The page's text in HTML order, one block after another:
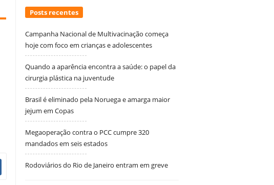
Posts recentes
Campanha Nacional de Multivacinação começa
hoje com foco em crianças e adolescentes
Quando a aparência encontra a saúde: o papel da
cirurgia plástica na juventude
Brasil é eliminado pela Noruega e amarga maior
jejum em Copas
Megaoperação contra o PCC cumpre 320
mandados em seis estados
Rodoviários do Rio de Janeiro entram em greve